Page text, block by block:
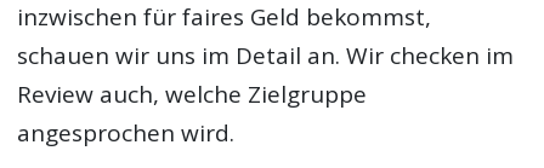
inzwischen für faires Geld bekommst,
schauen wir uns im Detail an. Wir checken im
Review auch, welche Zielgruppe
angesprochen wird.